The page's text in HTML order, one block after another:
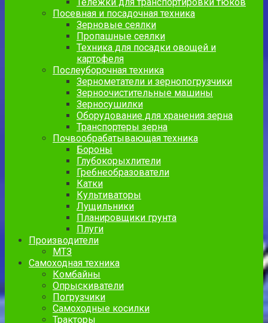
Посевная и посадочная техника
Зерновые сеялки
Пропашные сеялки
Техника для посадки овощей и
картофеля
Послеуборочная техника
Зернометатели и зернопогрузчики
Зерноочистительные машины
Зерносушилки
Оборудование для хранения зерна
Транспортеры зерна
Почвообрабатывающая техника
Бороны
Глубокорыхлители
Гребнеобразователи
Катки
Культиваторы
Лущильники
Планировщики грунта
Плуги
Производители
МТЗ
Самоходная техника
Комбайны
Опрыскиватели
Погрузчики
Самоходные косилки
Тракторы